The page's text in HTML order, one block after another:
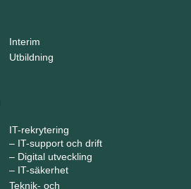
Interim
Utbildning
IT-rekrytering
– IT-support och drift
– Digital utveckling
– IT-säkerhet
Teknik- och